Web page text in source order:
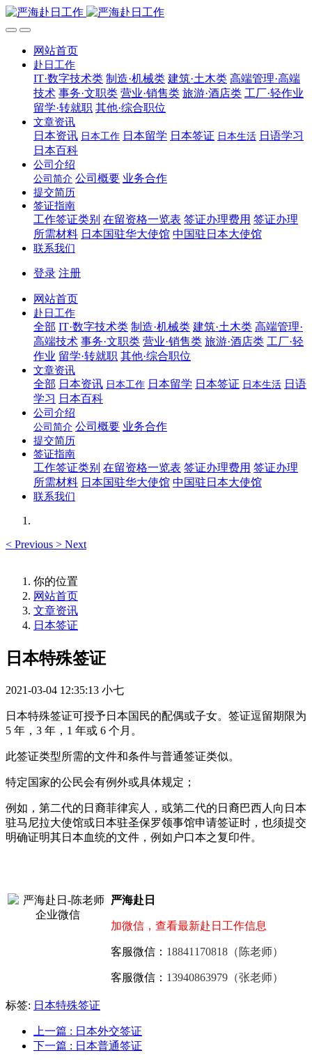
网站首页
赴日工作
IT·数字技术类 制造·机械类 建筑·土木类 高端管理·高端
技术 事务·文职类 营业·销售类 旅游·酒店类 工厂·轻作业
留学·转就职 其他·综合职位
文章资讯
日本资讯 日本工作 日本留学 日本签证 日本生活 日语学习
日本百科
公司介绍
公司简介 公司概要 业务合作
提交简历
签证指南
工作签证类别 在留资格一览表 签证办理费用 签证办理
所需材料 日本国驻华大使馆 中国驻日本大使馆
联系我们
登录 注册
网站首页
赴日工作
全部 IT·数字技术类 制造·机械类 建筑·土木类 高端管理·
高端技术 事务·文职类 营业·销售类 旅游·酒店类 工厂·轻
作业 留学·转就职 其他·综合职位
文章资讯
全部 日本资讯 日本工作 日本留学 日本签证 日本生活 日语
学习 日本百科
公司介绍
公司简介 公司概要 业务合作
提交简历
签证指南
工作签证类别 在留资格一览表 签证办理费用 签证办理
所需材料 日本国驻华大使馆 中国驻日本大使馆
联系我们
< Previous > Next
你的位置
网站首页
文章资讯
日本签证
日本特殊签证
2021-03-04 12:35:13 小七
日本特殊签证可授予日本国民的配偶或子女。签证逗留期限为
5 年，3 年，1 年或 6 个月。
此签证类型所需的文件和条件与普通签证类似。
特定国家的公民会有例外或具体规定；
例如，第二代的日裔菲律宾人，或第二代的日裔巴西人向日本
驻马尼拉大使馆或日本驻圣保罗领事馆申请签证时，也须提交
明确证明其日本血统的文件，例如户口本之复印件。
严海赴日
加微信，查看最新赴日工作信息
客服微信： 18841170818（陈老师）
客服微信： 13940863979（张老师）
标签: 日本特殊签证
上一篇 : 日本外交签证
下一篇 : 日本普通签证